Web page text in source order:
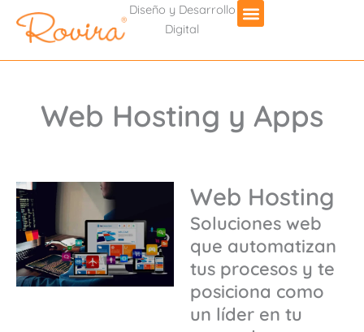
Diseño y Desarrollo
Digital
Web Hosting y Apps
Web Hosting
Soluciones web
que automatizan
tus procesos y te
posiciona como
un líder en tu